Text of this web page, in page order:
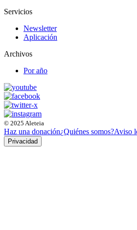
Servicios
Newsletter
Aplicación
Archivos
Por año
© 2025 Aleteia
Haz una donación¿Quiénes somos?Aviso
Privacidad